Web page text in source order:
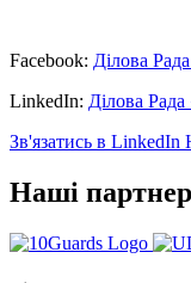
Facebook: Ділова
LinkedIn: Ділова Рада
Зв'язатись в LinkedIn
Наші